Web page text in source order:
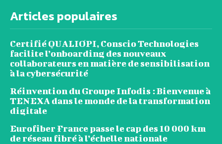
Articles populaires
Certifié QUALIOPI, Conscio Technologies
facilite l’onboarding des nouveaux
collaborateurs en matière de sensibilisation
à la cybersécurité
Réinvention du Groupe Infodis : Bienvenue à
TENEXA dans le monde de la transformation
digitale
Eurofiber France passe le cap des 10 000 km
de réseau fibré à l’échelle nationale